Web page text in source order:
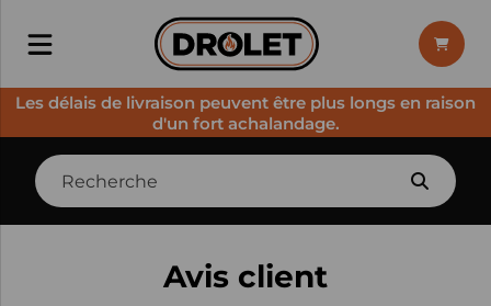
Les délais de livraison peuvent être plus longs en raison
d'un fort achalandage.
Avis client